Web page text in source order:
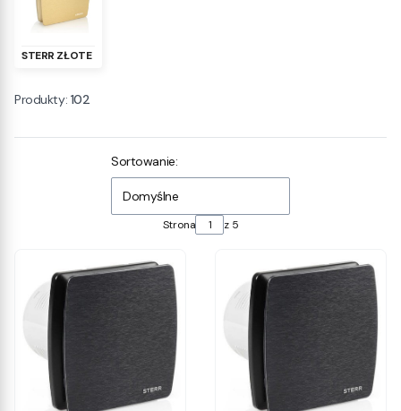
STERR ZŁOTE
Produkty: 102
Lista produktów
Sortowanie:
Domyślne
Strona z 5